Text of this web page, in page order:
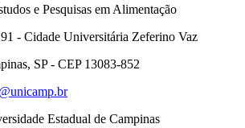
e Pesquisas em Alimentação
- Cidade Universitária Zeferino Vaz
SP - CEP 13083-852
Estadual de Campinas